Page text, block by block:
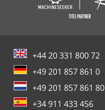
+44 20 331 800 72
+49 201 857 861 0
+49 201 857 861 80
+34 911 433 456